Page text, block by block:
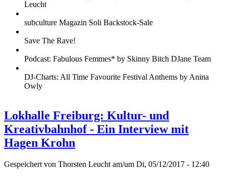
Leucht
subculture Magazin Soli Backstock-Sale
Save The Rave!
Podcast: Fabulous Femmes* by Skinny Bitch DJane Team
DJ-Charts: All Time Favourite Festival Anthems by Anina
Owly
Lokhalle Freiburg: Kultur- und
Kreativbahnhof - Ein Interview mit
Hagen Krohn
Gespeichert von Thorsten Leucht am/um Di, 05/12/2017 - 12:40